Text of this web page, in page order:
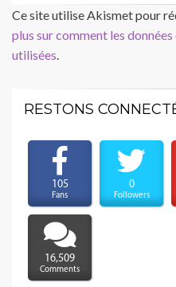
Ce site utilise Akismet pour
plus sur comment les
utilisées.
RESTONS
105
Fans
0
Followers
16,509
Comments